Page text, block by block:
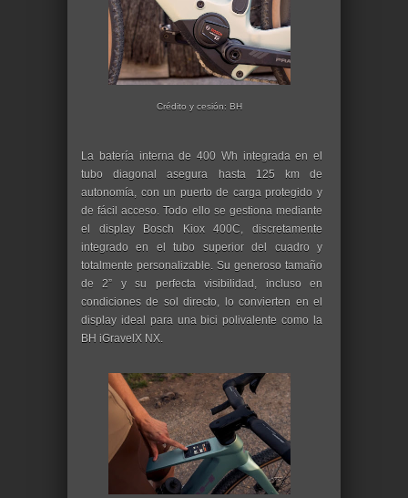
Crédito y cesión: BH
La batería interna de 400 Wh integrada en el
tubo diagonal asegura hasta 125 km de
autonomía, con un puerto de carga protegido y
de fácil acceso. Todo ello se gestiona mediante
el display Bosch Kiox 400C, discretamente
integrado en el tubo superior del cuadro y
totalmente personalizable. Su generoso tamaño
de 2” y su perfecta visibilidad, incluso en
condiciones de sol directo, lo convierten en el
display ideal para una bici polivalente como la
BH iGravelX NX.